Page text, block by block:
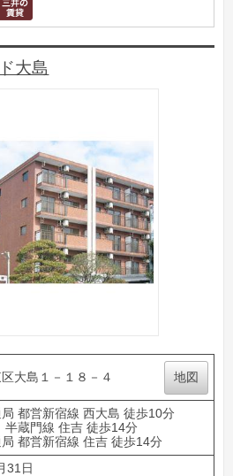
大島
大島１－１８－４ 地図
都営新宿線 西大島 徒歩10分
半蔵門線 住吉 徒歩14分
都営新宿線 住吉 徒歩14分
31日